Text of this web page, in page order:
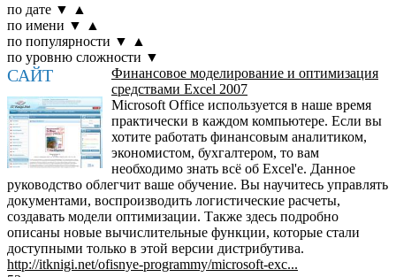
по дате ▼
▲
по имени ▼
▲
по популярности ▼
▲
по уровню сложности ▼
САЙТ
Финансовое моделирование и оптимизация
средствами Excel 2007
Microsoft Office используется в наше время
практически в каждом компьютере. Если вы
хотите работать финансовым аналитиком,
экономистом, бухгалтером, то вам
необходимо знать всё об Excel'е. Данное
руководство облегчит ваше обучение. Вы научитесь управлять
документами, воспроизводить логистические расчеты,
создавать модели оптимизации. Также здесь подробно
описаны новые вычислительные функции, которые стали
доступными только в этой версии дистрибутива.
http://itknigi.net/ofisnye-programmy/microsoft-exc...